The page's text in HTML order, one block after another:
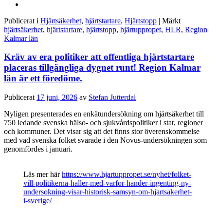
Publicerat i Hjärtsäkerhet, hjärtstartare, Hjärtstopp | Märkt
hjärtsäkerhet, hjärtstartare, hjärtstopp, hjärtuppropet, HLR, Region
Kalmar län
Kräv av era politiker att offentliga hjärtstartare
placeras tillgängliga dygnet runt! Region Kalmar
län är ett föredöme.
Publicerat 17 juni, 2026 av Stefan Jutterdal
Nyligen presenterades en enkätundersökning om hjärtsäkerhet till
750 ledande svenska hälso- och sjukvårdspolitiker i stat, regioner
och kommuner. Det visar sig att det finns stor överenskommelse
med vad svenska folket svarade i den Novus-undersökningen som
genomfördes i januari.
Läs mer härhttps://www.hjartuppropet.se/nyhet/folket-
vill-politikerna-haller-med-varfor-hander-ingenting-ny-
undersokning-visar-historisk-samsyn-om-hjartsakerhet-
i-sverige/